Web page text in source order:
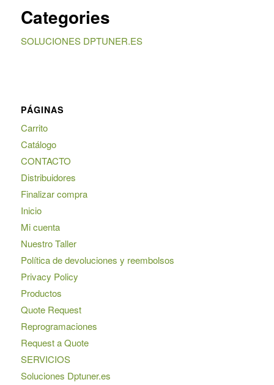
Categories
SOLUCIONES DPTUNER.ES
PÁGINAS
Carrito
Catálogo
CONTACTO
Distribuidores
Finalizar compra
Inicio
Mi cuenta
Nuestro Taller
Política de devoluciones y reembolsos
Privacy Policy
Productos
Quote Request
Reprogramaciones
Request a Quote
SERVICIOS
Soluciones Dptuner.es